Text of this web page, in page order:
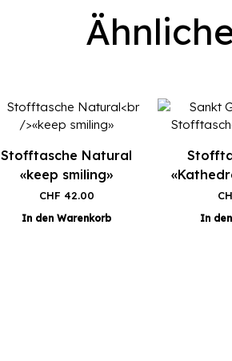
Stofftasche Natural
«keep smiling»
CHF 42.00
In den Warenkorb In